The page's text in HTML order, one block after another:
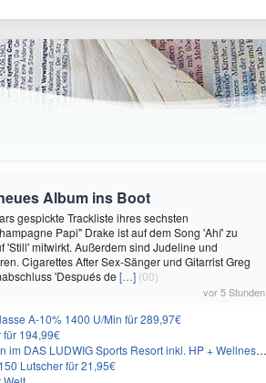
Album ins Boot
gespickte Trackliste ihres sechsten
Papi" Drake ist auf dem Song 'Ahí' zu
'Still' mitwirkt. Außerdem sind Judeline und
Cigarettes After Sex-Sänger und Gitarrist Greg
'Después de […] (00)
vor 5 Stunden
A-10% 1400 U/Min für 289,97€
für 194,99€
LUDWIG Sports Resort inkl. HP + Wellness ab 174€ p.P.
Lutscher für 21,95€